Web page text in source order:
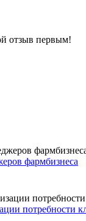
отзыв первым!
фармбизнеса
потребности